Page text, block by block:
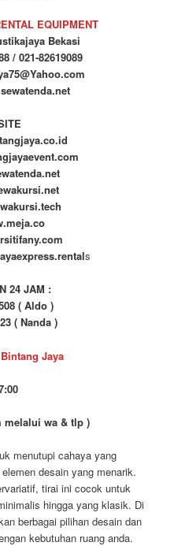
EQUIPMENT
Bekasi
/ 021-82619089
s
24 JAM :
( Aldo )
( Nanda )
Jaya
melalui wa & tlp )
menutupi cahaya yang
desain yang menarik.
tirai ini cocok untuk
hingga yang klasik. Di
berbagai pilihan desain dan
kebutuhan ruang anda.